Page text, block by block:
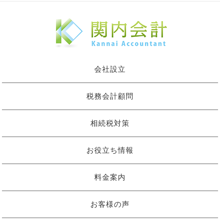
会社設立
税務会計顧問
相続税対策
お役立ち情報
料金案内
お客様の声